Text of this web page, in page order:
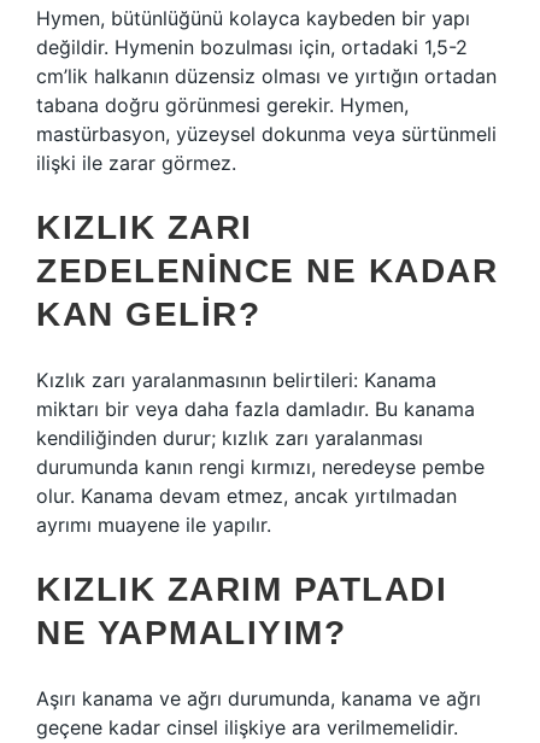
Hymen, bütünlüğünü kolayca kaybeden bir yapı
değildir. Hymenin bozulması için, ortadaki 1,5-2
cm’lik halkanın düzensiz olması ve yırtığın ortadan
tabana doğru görünmesi gerekir. Hymen,
mastürbasyon, yüzeysel dokunma veya sürtünmeli
ilişki ile zarar görmez.
KIZLIK ZARI
ZEDELENINCE NE KADAR
KAN GELIR?
Kızlık zarı yaralanmasının belirtileri: Kanama
miktarı bir veya daha fazla damladır. Bu kanama
kendiliğinden durur; kızlık zarı yaralanması
durumunda kanın rengi kırmızı, neredeyse pembe
olur. Kanama devam etmez, ancak yırtılmadan
ayrımı muayene ile yapılır.
KIZLIK ZARIM PATLADI
NE YAPMALIYIM?
Aşırı kanama ve ağrı durumunda, kanama ve ağrı
geçene kadar cinsel ilişkiye ara verilmemelidir.